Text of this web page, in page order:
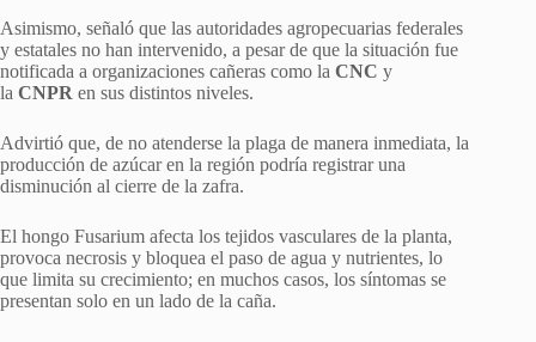
Asimismo, señaló que las autoridades agropecuarias federales
y estatales no han intervenido, a pesar de que la situación fue
notificada a organizaciones cañeras como la CNC y
la CNPR en sus distintos niveles.
Advirtió que, de no atenderse la plaga de manera inmediata, la
producción de azúcar en la región podría registrar una
disminución al cierre de la zafra.
El hongo Fusarium afecta los tejidos vasculares de la planta,
provoca necrosis y bloquea el paso de agua y nutrientes, lo
que limita su crecimiento; en muchos casos, los síntomas se
presentan solo en un lado de la caña.